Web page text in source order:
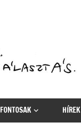
FONTOSAK HÍREK